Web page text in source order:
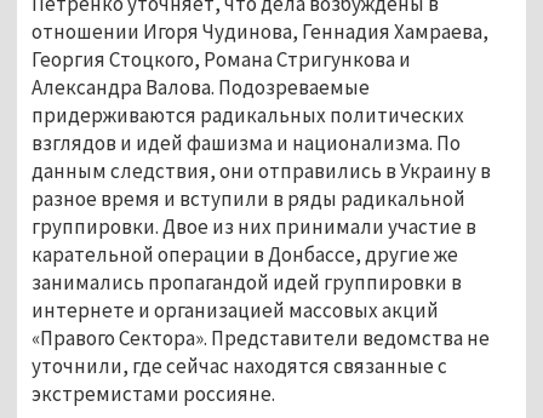
отношении Игоря Чудинова, Геннадия Хамраева,
Георгия Стоцкого, Романа Стригункова и
Александра Валова. Подозреваемые
придерживаются радикальных политических
взглядов и идей фашизма и национализма. По
данным следствия, они отправились в Украину в
разное время и вступили в ряды радикальной
группировки. Двое из них принимали участие в
карательной операции в Донбассе, другие же
занимались пропагандой идей группировки в
интернете и организацией массовых акций
«Правого Сектора». Представители ведомства не
уточнили, где сейчас находятся связанные с
экстремистами россияне.